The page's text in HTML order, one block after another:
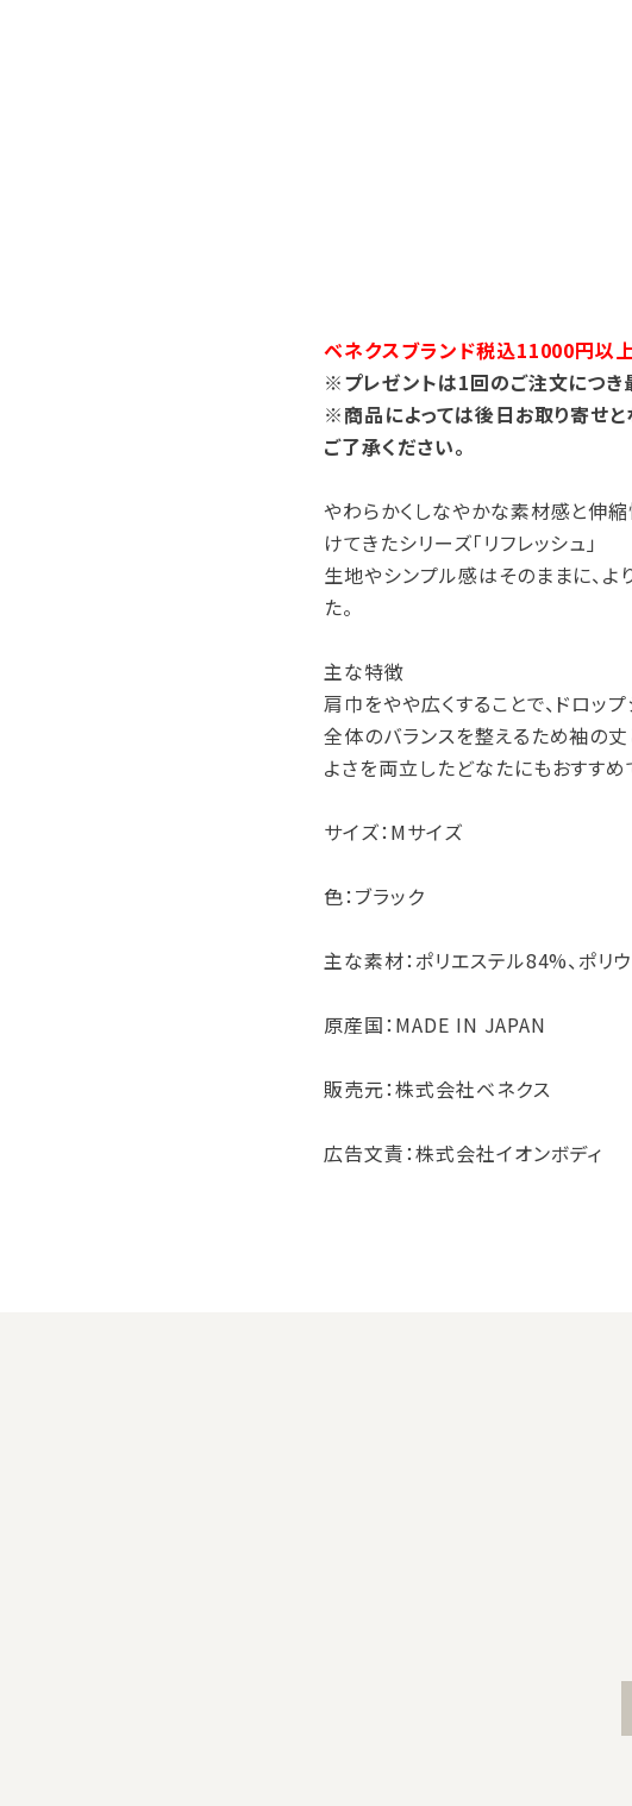
ベネクスブランド税込11000円以上
※プレゼントは1回のご注文につき
※商品によっては後日お取り寄せと
ご了承ください。
やわらかくしなやかな素材感と伸縮
けてきたシリーズ「リフレッシュ」
生地やシンプル感はそのままに、よ
た。
主な特徴
肩巾をやや広くすることで、ドロッ
全体のバランスを整えるため袖の
よさを両立したどなたにもおすすめ
サイズ：Mサイズ
色：ブラック
主な素材：ポリエステル84%、ポリ
原産国：MADE IN JAPAN
販売元：株式会社ベネクス
広告文責：株式会社イオンボディ